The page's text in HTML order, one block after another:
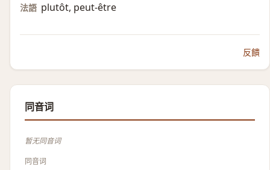
法語 plutôt, peut-être
反饋
同音词
暂无同音词
同音词